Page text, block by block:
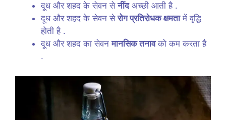
दूध और शहद के सेवन सेनींदअच्छी आती है .
दूध और शहद के सेवन सेरोग प्रतिरोधक क्षमतामें वृद्धि
होती है .
दूध और शहद का सेवनमानसिक तनावको कम करता है
.